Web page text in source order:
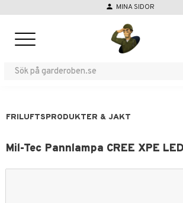
person MINA SIDOR
FRILUFTSPRODUKTER & JAKT
Mil-Tec Pannlampa CREE XPE